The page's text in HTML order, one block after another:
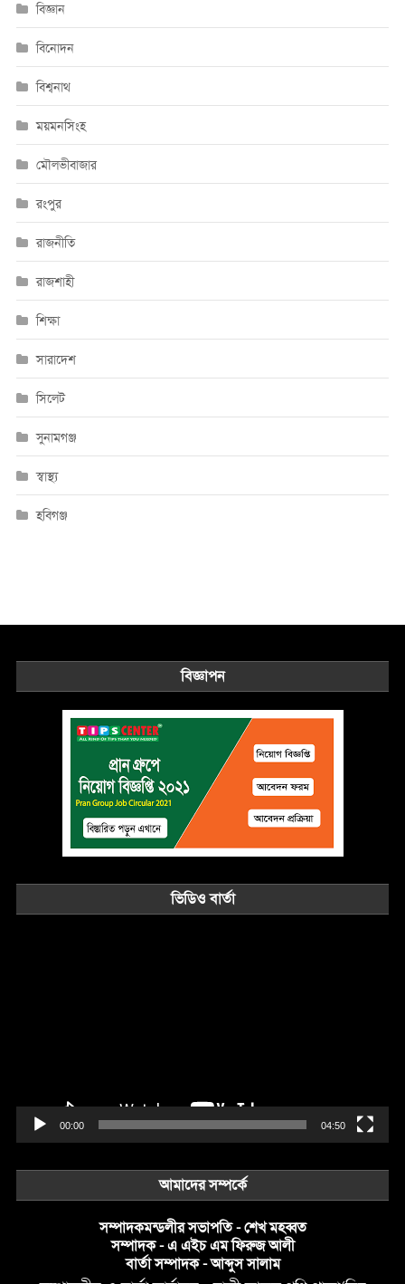
বিজ্ঞান
বিনোদন
বিশ্বনাথ
ময়মনসিংহ
মৌলভীবাজার
রংপুর
রাজনীতি
রাজশাহী
শিক্ষা
সারাদেশ
সিলেট
সুনামগঞ্জ
স্বাস্থ্য
হবিগঞ্জ
বিজ্ঞাপন
ভিডিও বার্তা
00:00 04:50
আমাদের সম্পর্কে
সম্পাদকমন্ডলীর সভাপতি - শেখ মহব্বত
সম্পাদক - এ এইচ এম ফিরুজ আলী
বার্তা সম্পাদক - আব্দুস সালাম